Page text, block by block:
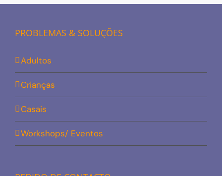
PROBLEMAS & SOLUÇÕES
Adultos
Crianças
Casais
Workshops/ Eventos